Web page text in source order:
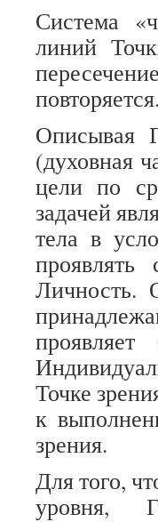
Система
линий
повторяется.
Описывая
(духовная
цели по
задачей
тела в
Личность.
Точке
к
зрения.
Для того,
уровня,